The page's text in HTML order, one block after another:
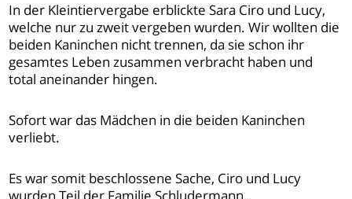
In der Kleintiervergabe erblickte Sara Ciro und Lucy,
welche nur zu zweit vergeben wurden. Wir wollten die
beiden Kaninchen nicht trennen, da sie schon ihr
gesamtes Leben zusammen verbracht haben und
total aneinander hingen.
Sofort war das Mädchen in die beiden Kaninchen
verliebt.
Es war somit beschlossene Sache, Ciro und Lucy